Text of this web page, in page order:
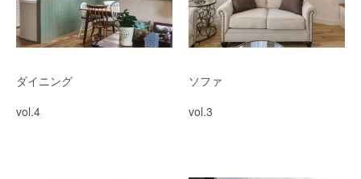
ダイニング
vol.4
ソファ
vol.3